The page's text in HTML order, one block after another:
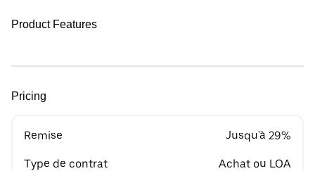
Product Features
Pricing
Remise Jusqu'à 29%
Type de contrat Achat ou LOA